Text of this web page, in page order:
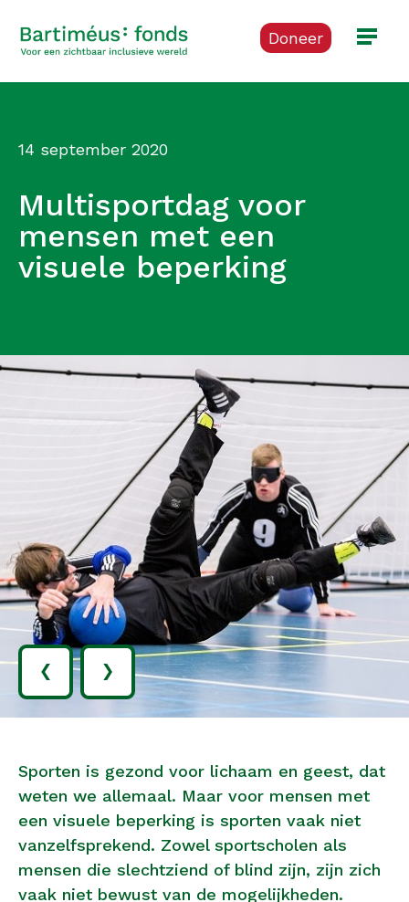
Doneer
Multisportdag voor
mensen met een
visuele beperking
14 september 2020
‹ ›
Sporten is gezond voor lichaam en geest, dat
weten we allemaal. Maar voor mensen met
een visuele beperking is sporten vaak niet
vanzelfsprekend. Zowel sportscholen als
mensen die slechtziend of blind zijn, zijn zich
vaak niet bewust van de mogelijkheden.